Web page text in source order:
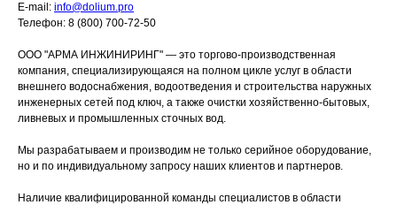
E-mail: info@dolium.pro
Телефон: 8 (800) 700-72-50
ООО "АРМА ИНЖИНИРИНГ" — это торгово-производственная
компания, специализирующаяся на полном цикле услуг в области
внешнего водоснабжения, водоотведения и строительства наружных
инженерных сетей под ключ, а также очистки хозяйственно-бытовых,
ливневых и промышленных сточных вод.
Мы разрабатываем и производим не только серийное оборудование,
но и по индивидуальному запросу наших клиентов и партнеров.
Наличие квалифицированной команды специалистов в области